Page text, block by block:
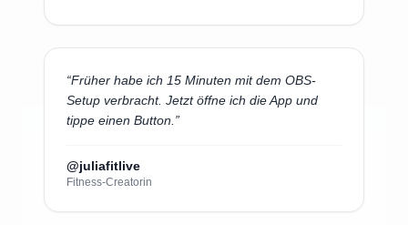
“Früher habe ich 15 Minuten mit dem OBS-
Setup verbracht. Jetzt öffne ich die App und
tippe einen Button. ”
@juliafitlive
Fitness-Creatorin